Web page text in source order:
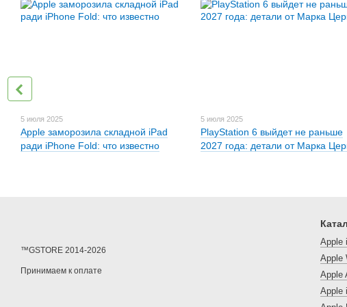
5 июля 2025
Apple заморозила складной iPad
ради iPhone Fold: что известно
5 июля 2025
PlayStation 6 выйдет не раньше
2027 года: детали от Марка
™GSTORE 2014-2026
Принимаем к оплате
Apple
Apple
Apple
Apple